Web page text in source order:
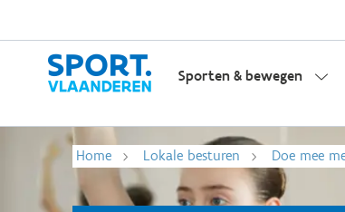
Sporten & bewegen
Home Lokale besturen Doe mee